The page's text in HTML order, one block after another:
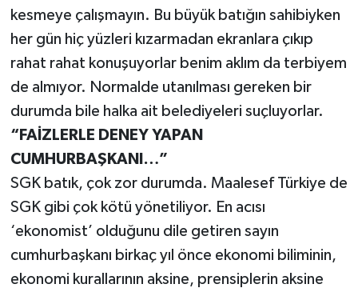
kesmeye çalışmayın. Bu büyük batığın sahibiyken
her gün hiç yüzleri kızarmadan ekranlara çıkıp
rahat rahat konuşuyorlar benim aklım da terbiyem
de almıyor. Normalde utanılması gereken bir
durumda bile halka ait belediyeleri suçluyorlar.
“FAİZLERLE DENEY YAPAN
CUMHURBAŞKANI…”
SGK batık, çok zor durumda. Maalesef Türkiye de
SGK gibi çok kötü yönetiliyor. En acısı
‘ekonomist’ olduğunu dile getiren sayın
cumhurbaşkanı birkaç yıl önce ekonomi biliminin,
ekonomi kurallarının aksine, prensiplerin aksine